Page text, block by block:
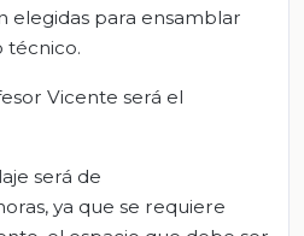
elegidas para ensamblar
técnico.
Vicente será el
será de
ya que se requiere